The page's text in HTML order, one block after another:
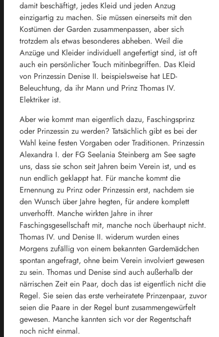
damit beschäftigt, jedes Kleid und jeden Anzug
einzigartig zu machen. Sie müssen einerseits mit den
Kostümen der Garden zusammenpassen, aber sich
trotzdem als etwas besonderes abheben. Weil die
Anzüge und Kleider individuell angefertigt sind, ist oft
auch ein persönlicher Touch mitinbegriffen. Das Kleid
von Prinzessin Denise II. beispielsweise hat LED-
Beleuchtung, da ihr Mann und Prinz Thomas IV.
Elektriker ist.
Aber wie kommt man eigentlich dazu, Faschingsprinz
oder Prinzessin zu werden? Tatsächlich gibt es bei der
Wahl keine festen Vorgaben oder Traditionen. Prinzessin
Alexandra I. der FG Seelania Steinberg am See sagte
uns, dass sie schon seit Jahren beim Verein ist, und es
nun endlich geklappt hat. Für manche kommt die
Ernennung zu Prinz oder Prinzessin erst, nachdem sie
den Wunsch über Jahre hegten, für andere komplett
unverhofft. Manche wirkten Jahre in ihrer
Faschingsgesellschaft mit, manche noch überhaupt nicht.
Thomas IV. und Denise II. widerum wurden eines
Morgens zufällig von einem bekannten Gardemädchen
spontan angefragt, ohne beim Verein involviert gewesen
zu sein. Thomas und Denise sind auch außerhalb der
närrischen Zeit ein Paar, doch das ist eigentlich nicht die
Regel. Sie seien das erste verheiratete Prinzenpaar, zuvor
seien die Paare in der Regel bunt zusammengewürfelt
gewesen. Manche kannten sich vor der Regentschaft
noch nicht einmal.